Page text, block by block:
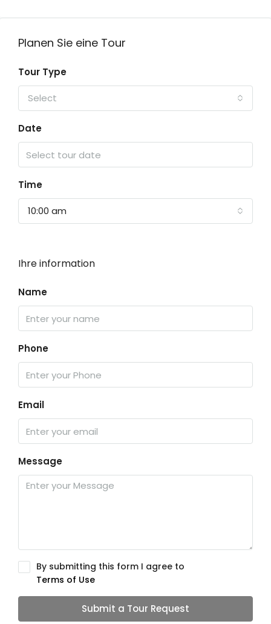
Planen Sie eine Tour
Tour Type
Select
Date
Time
10:00 am
Ihre information
Name
Phone
Email
Message
By submitting this form I agree to
Terms of Use
Submit a Tour Request